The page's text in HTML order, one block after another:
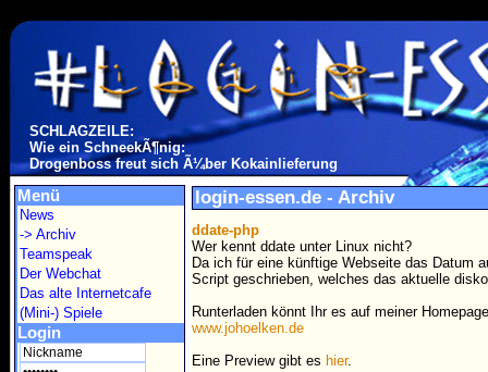
SCHLAGZEILE:
Wie ein SchneekÃ¶nig:
Drogenboss freut sich Ã¼ber Kokainlieferung
Menü
News
-> Archiv
Teamspeak
Der Webchat
Das alte Internetcafe
(Mini-) Spiele
Login
login-essen.de - Archiv
ddate-php
Wer kennt ddate unter Linux nicht?
Da ich für eine künftige Webseite das Datum
Script geschrieben, welches das aktuelle
Runterladen könnt Ihr es auf meiner
www.johoelken.de
Eine Preview gibt es hier.